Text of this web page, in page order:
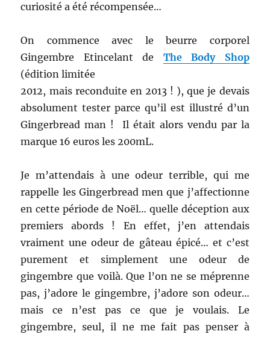
curiosité a été récompensée…
On commence avec le beurre corporel
Gingembre Etincelant de The Body Shop
(édition limitée
2012, mais reconduite en 2013 ! ), que je devais
absolument tester parce qu’il est illustré d’un
Gingerbread man ! Il était alors vendu par la
marque 16 euros les 200mL.
Je m’attendais à une odeur terrible, qui me
rappelle les Gingerbread men que j’affectionne
en cette période de Noël… quelle déception aux
premiers abords ! En effet, j’en attendais
vraiment une odeur de gâteau épicé… et c’est
purement et simplement une odeur de
gingembre que voilà. Que l’on ne se méprenne
pas, j’adore le gingembre, j’adore son odeur…
mais ce n’est pas ce que je voulais. Le
gingembre, seul, il ne me fait pas penser à